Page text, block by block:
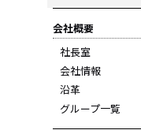
会社概要
社長室
会社情報
沿革
グループ一覧